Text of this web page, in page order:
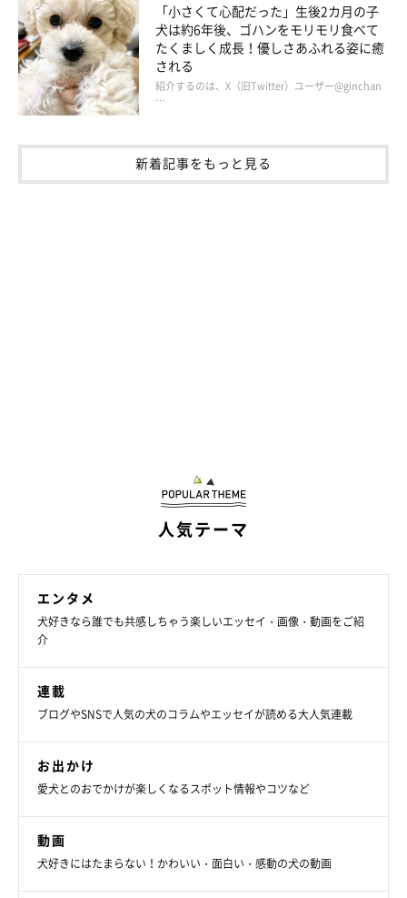
「小さくて心配だった」生後2カ月の子
犬は約6年後、ゴハンをモリモリ食べて
たくましく成長！優しさあふれる姿に癒
される
紹介するのは、X（旧Twitter）ユーザー@ginchan
…
新着記事をもっと見る
人気テーマ
エンタメ
犬好きなら誰でも共感しちゃう楽しいエッセイ・画像・動画をご紹
介
連載
ブログやSNSで人気の犬のコラムやエッセイが読める大人気連載
お出かけ
愛犬とのおでかけが楽しくなるスポット情報やコツなど
動画
犬好きにはたまらない！かわいい・面白い・感動の犬の動画